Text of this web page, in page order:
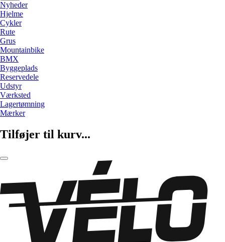
Nyheder
Hjelme
Cykler
Rute
Grus
Mountainbike
BMX
Byggeplads
Reservedele
Udstyr
Værksted
Lagertømning
Mærker
Tilføjer til kurv...